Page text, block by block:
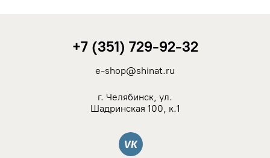
+7 (351) 729-92-32
e-shop@shinat.ru
г. Челябинск, ул.
Шадринская 100, к.1
Вконтакте